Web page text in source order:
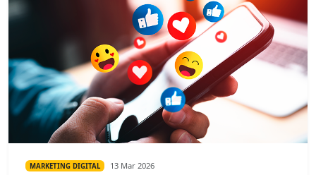
MARKETING DIGITAL 13 Mar 2026